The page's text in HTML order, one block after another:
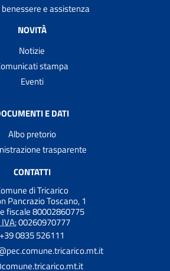
e assistenza
NOVITÀ
Notizie
stampa
Eventi
E DATI
Albo pretorio
trasparente
CONTATTI
di Tricarico
Pancrazio Toscano, 1
fiscale 80002860775
IVA:00260970777
+39 0835 526111